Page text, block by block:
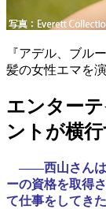
『アデル、ブル
髪の女性エマを
エンター
ントが横
――西山さんは
ーの資格を取得
て仕事をしてき